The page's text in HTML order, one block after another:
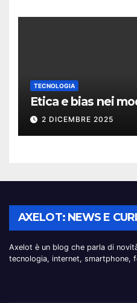
TECNOLOGIA
Etica e bias nei
2 DICEMBRE 2025
AXELOT: NEWS E
Axelot è un blog che parla di
tecnologia, internet, smartphone,